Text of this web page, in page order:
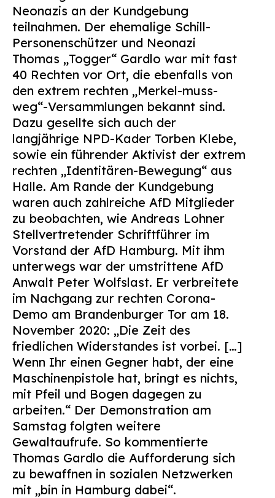
Neonazis an der Kundgebung
teilnahmen. Der ehemalige Schill-
Personenschützer und Neonazi
Thomas „Togger“ Gardlo war mit fast
40 Rechten vor Ort, die ebenfalls von
den extrem rechten „Merkel-muss-
weg“-Versammlungen bekannt sind.
Dazu gesellte sich auch der
langjährige NPD-Kader Torben Klebe,
sowie ein führender Aktivist der extrem
rechten „Identitären-Bewegung“ aus
Halle. Am Rande der Kundgebung
waren auch zahlreiche AfD Mitglieder
zu beobachten, wie Andreas Lohner
Stellvertretender Schriftführer im
Vorstand der AfD Hamburg. Mit ihm
unterwegs war der umstrittene AfD
Anwalt Peter Wolfslast. Er verbreitete
im Nachgang zur rechten Corona-
Demo am Brandenburger Tor am 18.
November 2020: „Die Zeit des
friedlichen Widerstandes ist vorbei. […]
Wenn Ihr einen Gegner habt, der eine
Maschinenpistole hat, bringt es nichts,
mit Pfeil und Bogen dagegen zu
arbeiten.“ Der Demonstration am
Samstag folgten weitere
Gewaltaufrufe. So kommentierte
Thomas Gardlo die Aufforderung sich
zu bewaffnen in sozialen Netzwerken
mit „bin in Hamburg dabei“.